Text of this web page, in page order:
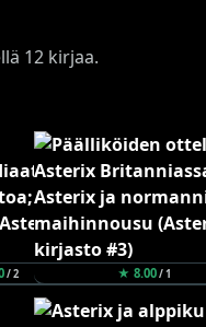
12 kirjaa.
/ 2 ★ 8.00/ 1